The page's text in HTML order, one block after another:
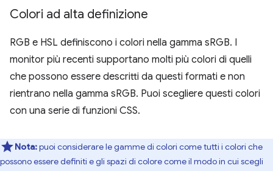
Colori ad alta definizione
RGB e HSL definiscono i colori nella gamma sRGB. I
monitor più recenti supportano molti più colori di quelli
che possono essere descritti da questi formati e non
rientrano nella gamma sRGB. Puoi scegliere questi colori
con una serie di funzioni CSS.
Nota:puoi considerare le gamme di colori come tutti i colori che
possono essere definiti e gli spazi di colore come il modo in cui scegli